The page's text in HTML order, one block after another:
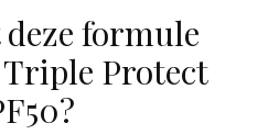
formule
Protect